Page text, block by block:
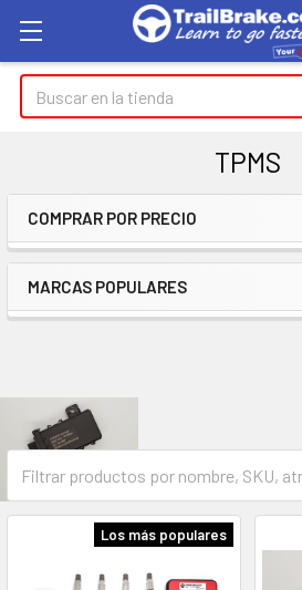
Buscar
en
TPMS
Barra
lateral
COMPRAR POR PRECIO
MARCAS POPULARES
Los más populares